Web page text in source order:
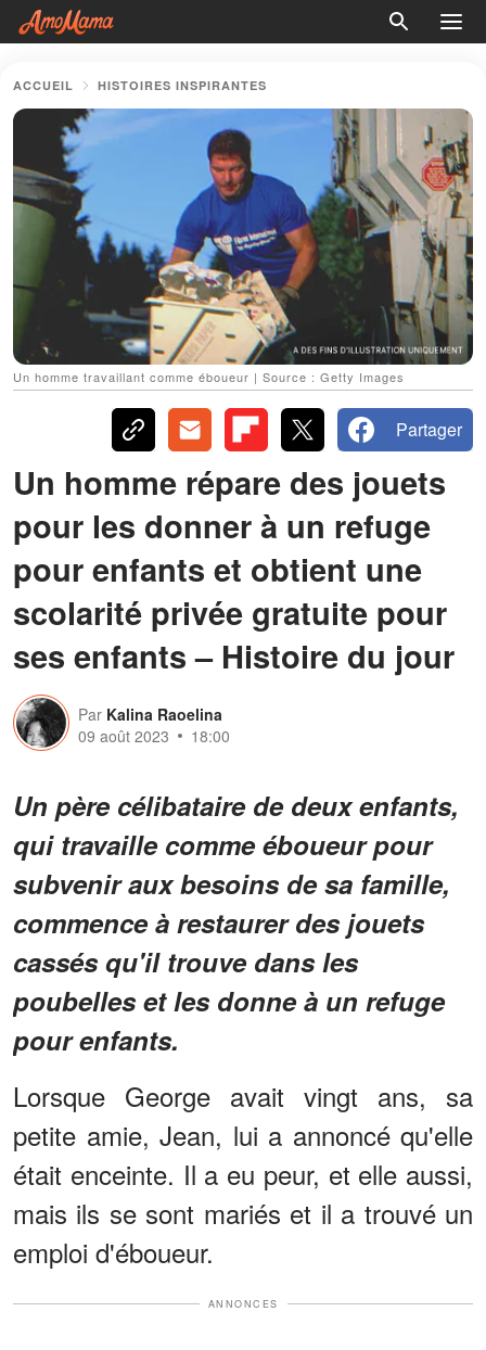
ACCUEIL HISTOIRES INSPIRANTES
Un homme travaillant comme éboueur | Source : Getty Images
Partager
Un homme répare des jouets
pour les donner à un refuge
pour enfants et obtient une
scolarité privée gratuite pour
ses enfants – Histoire du jour
Par Kalina Raoelina
09 août 2023
18:00
Un père célibataire de deux enfants,
qui travaille comme éboueur pour
subvenir aux besoins de sa famille,
commence à restaurer des jouets
cassés qu'il trouve dans les
poubelles et les donne à un refuge
pour enfants.
Lorsque George avait vingt ans, sa
petite amie, Jean, lui a annoncé qu'elle
était enceinte. Il a eu peur, et elle aussi,
mais ils se sont mariés et il a trouvé un
emploi d'éboueur.
ANNONCES